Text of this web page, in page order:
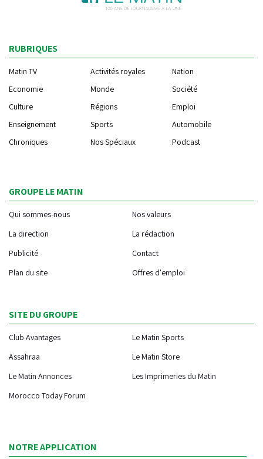
RUBRIQUES
Matin TV Activités royales
Nation
Economie
Monde
Société
Culture
Régions
Emploi
Enseignement
Sports
Automobile
Chroniques
Nos Spéciaux Podcast
GROUPE LE MATIN
Qui sommes-nous
Nos valeurs
La direction
La rédaction
Publicité
Contact
Plan du site
Offres d'emploi
SITE DU GROUPE
Club Avantages
Le Matin Sports
Assahraa
Le Matin Store
Le Matin Annonces
Les Imprimeries du Matin
Morocco Today Forum
NOTRE APPLICATION